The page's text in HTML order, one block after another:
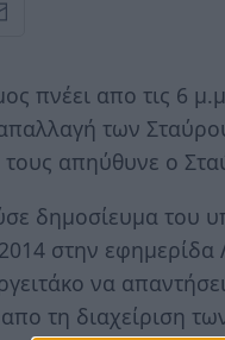
πνέει απο τις 6
των
τους απηύθυνε ο
δημοσίευμα του
στην εφημερίδα
να
τη διαχείριση